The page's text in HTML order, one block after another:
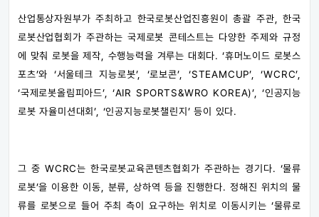
산업통상자원부가 주최하고 한국로봇산업진흥원이 총괄 주관, 한국
로봇산업협회가 주관하는 국제로봇 콘테스트는 다양한 주제와 규정
에 맞춰 로봇을 제작, 수행능력을 겨루는 대회다. ‘휴머노이드 로봇스
포츠’와 ‘서울테크 지능로봇’, ‘로보콘’, ‘STEAMCUP’, ‘WCRC’,
‘국제로봇올림피아드’, ‘AIR SPORTS&WRO KOREA)’, ‘인공지능
로봇 자율미션대회’, ‘인공지능로봇챌린지’ 등이 있다.
그 중 WCRC는 한국로봇교육콘텐츠협회가 주관하는 경기다. ‘물류
로봇’을 이용한 이동, 분류, 상하역 등을 진행한다. 정해진 위치의 물
류를 로봇으로 들어 주최 측이 요구하는 위치로 이동시키는 ‘물류로